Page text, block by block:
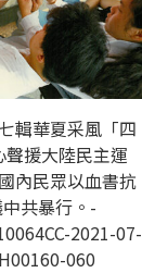
輯華夏采風「四
聲援大陸民主運
內民眾以血書抗
共暴行。-
2021-07-
060